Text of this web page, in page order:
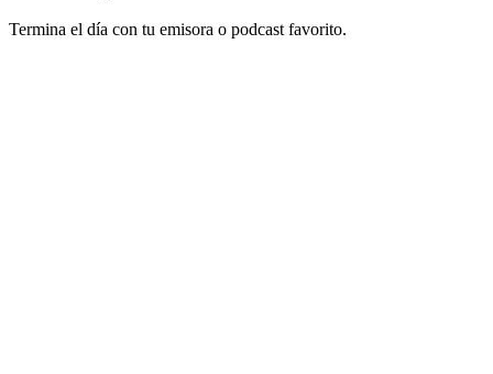
Termina el día con tu emisora o podcast favorito.